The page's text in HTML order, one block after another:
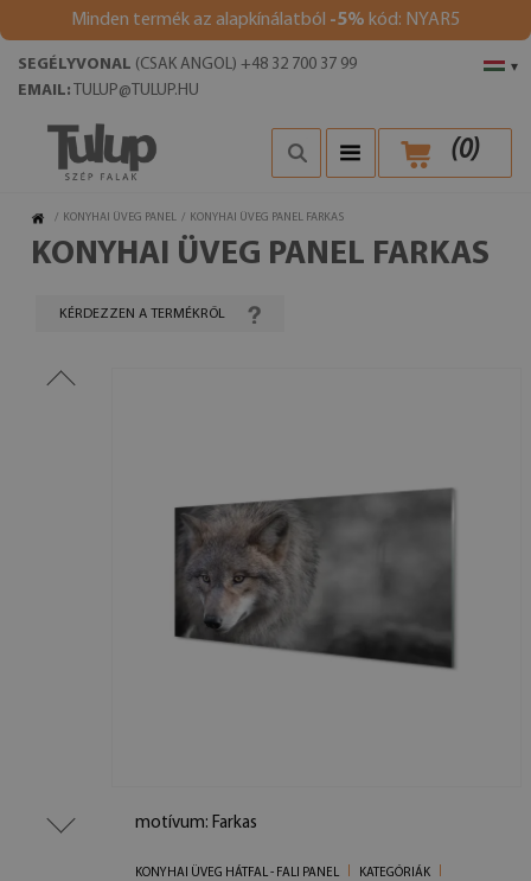
Minden termék az alapkínálatból -5% kód: NYAR5
▾
SEGÉLYVONAL (CSAK ANGOL) +48 32 700 37 99
EMAIL: TULUP@TULUP.HU
(0)
/ KONYHAI ÜVEG PANEL / KONYHAI ÜVEG PANEL FARKAS
KONYHAI ÜVEG PANEL FARKAS
KÉRDEZZEN A TERMÉKRŐL
motívum: Farkas
KONYHAI ÜVEG HÁTFAL - FALI PANEL
KATEGÓRIÁK